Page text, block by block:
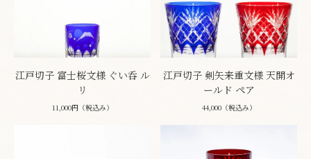
江戸切子 富士桜文様 ぐい呑 ル
リ
11,000円（税込み）
江戸切子 剣矢来重文様 天開オ
ールド ペア
44,000（税込み）